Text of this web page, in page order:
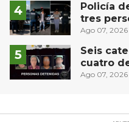
Policía
tres
Ago 07, 2026
Seis
cuatro
dosis
Ago 07, 2026